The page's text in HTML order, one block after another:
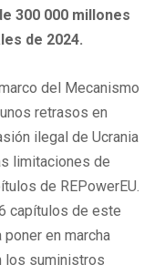
300 000 millones
de 2024.
del Mecanismo
retrasos en
ilegal de Ucrania
limitaciones de
de REPowerEU.
capítulos de este
en marcha
los suministros